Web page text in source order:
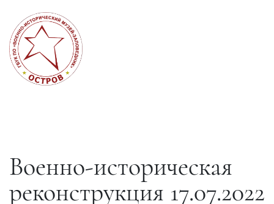
Военно-историческая
реконструкция 17.07.2022